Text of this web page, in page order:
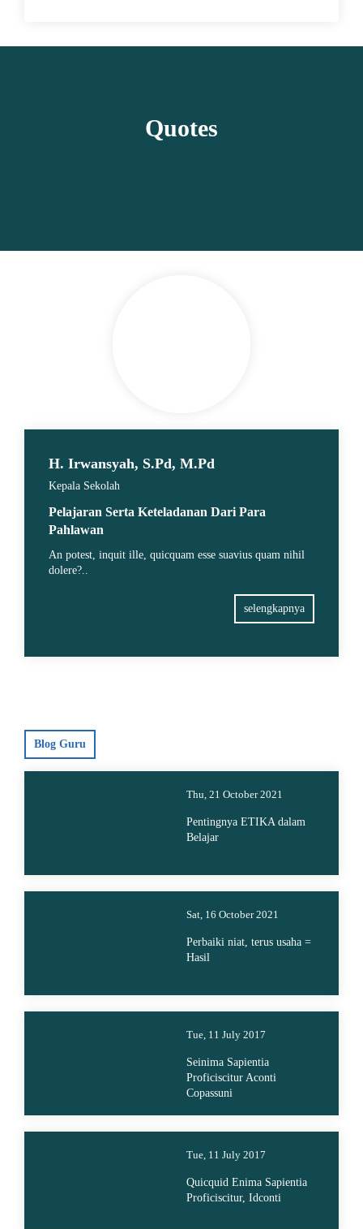
Quotes
H. Irwansyah, S.Pd, M.Pd
Kepala Sekolah
Pelajaran Serta Keteladanan Dari Para
Pahlawan
An potest, inquit ille, quicquam esse suavius quam nihil
dolere?..
selengkapnya
Blog Guru
Thu, 21 October 2021
Pentingnya ETIKA dalam
Belajar
Sat, 16 October 2021
Perbaiki niat, terus usaha =
Hasil
Tue, 11 July 2017
Seinima Sapientia
Proficiscitur Aconti
Copassuni
Tue, 11 July 2017
Quicquid Enima Sapientia
Proficiscitur, Idconti